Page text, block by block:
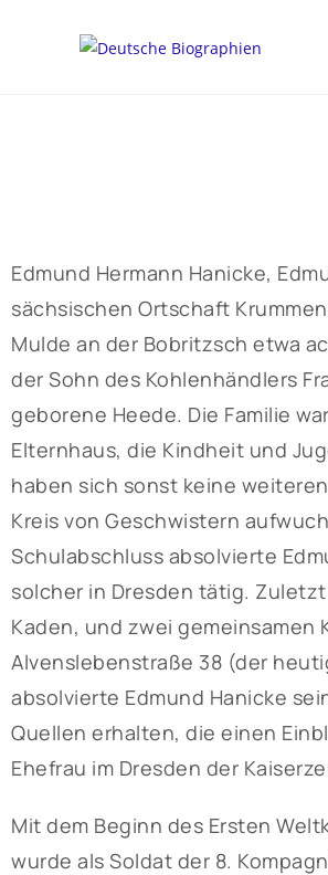
Edmund Hermann Hanicke,
sächsischen Ortschaft
Mulde an der Bobritzsch etwa
der Sohn des Kohlenhändlers
geborene Heede. Die Familie
Elternhaus, die Kindheit und
haben sich sonst keine
Kreis von Geschwistern
Schulabschluss absolvierte
solcher in Dresden tätig.
Kaden, und zwei gemeinsamen
Alvenslebenstraße 38 (der
absolvierte Edmund Hanicke
Quellen erhalten, die einen
Ehefrau im Dresden der
Mit dem Beginn des Ersten
wurde als Soldat der 8.